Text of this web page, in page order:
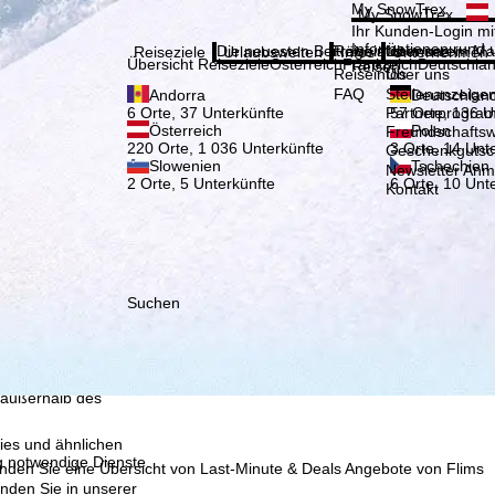
TravelTrex GmbH,
Produktempfehlung,
des
und ähnlichen
Dienste.
Sie in unserer
My SnowTrex
My SnowTrex
Ihr Kunden-Login
Informationen rund
Reisen.
Reiseziele
Übersicht ReisezieleÖsterreichFrankreich
Andorra
6 Orte, 37 Unterkünfte
57 Orte, 136
Österreich
220 Orte, 1 036 Unterkünfte
Polen
3 Orte, 14
Slowenien
2 Orte, 5 Unterkünfte
Tschechien
6 Orte, 10
Urlaubswelten
Die neuesten Beiträge aus unserem
Infos
Reiseinfos
Reiseinfos
FAQ
Unternehmen
Über uns
Über uns
Newsletter
Kontakt
Suchen
Sie eine Übersicht von Last-Minute & Deals Angebote von Flims